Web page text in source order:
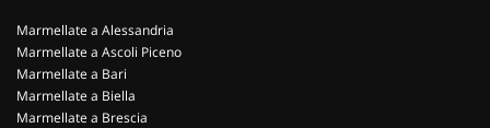
Marmellate a Alessandria
Marmellate a Ascoli Piceno
Marmellate a Bari
Marmellate a Biella
Marmellate a Brescia